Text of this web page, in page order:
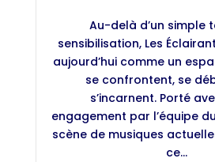
Au-delà d’un simple
sensibilisation, Les
aujourd’hui comme un
se confrontent, se
s’incarnent. Porté
engagement par l’équipe
scène de musiques
ce...